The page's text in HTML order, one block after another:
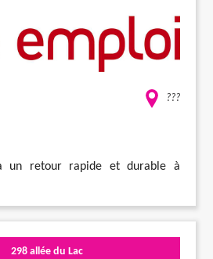
???
à un retour rapide et durable à
298 allée du Lac